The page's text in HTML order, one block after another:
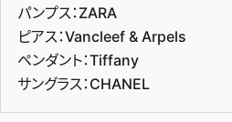
パンプス：ZARA
ピアス：Vancleef & Arpels
ペンダント：Tiffany
サングラス：CHANEL